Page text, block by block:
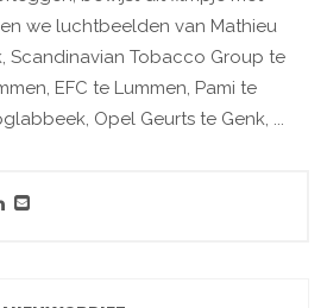
we luchtbeelden van Mathieu
Scandinavian Tobacco Group te
EFC te Lummen, Pami te
Opel Geurts te Genk, ...